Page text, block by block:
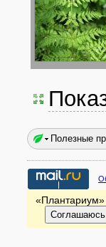
Полезные
«Плантариум»
Соглашаюсь